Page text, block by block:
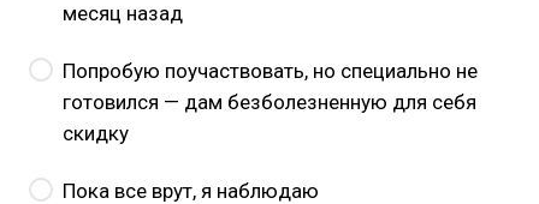
месяц назад
Попробую поучаствовать, но специально не
готовился — дам безболезненную для себя
скидку
Пока все врут, я наблюдаю